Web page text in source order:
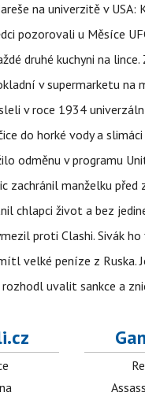
na univerzitě v
pozorovali u Měsíce
druhé kuchyni na
v supermarketu na
v roce 1934
do horké vody a
odměnu v programu
zachránil manželku
chlapci život a bez
proti Clashi. Sivák
velké peníze z Ruska.
rozhodl uvalit sankce a